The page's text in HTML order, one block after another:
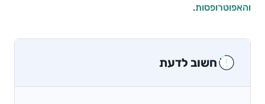
והאפוטרופסות.
חשוב לדעת